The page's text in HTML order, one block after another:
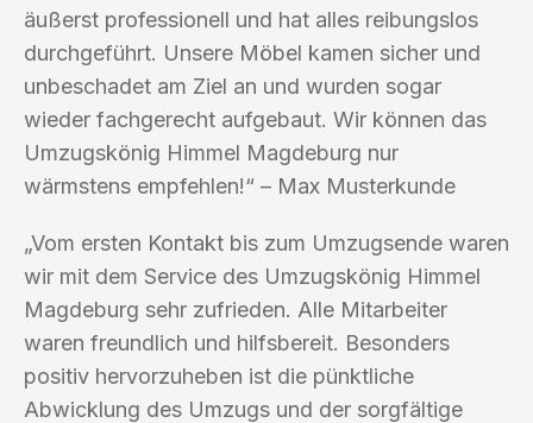
äußerst professionell und hat alles reibungslos
durchgeführt. Unsere Möbel kamen sicher und
unbeschadet am Ziel an und wurden sogar
wieder fachgerecht aufgebaut. Wir können das
Umzugskönig Himmel Magdeburg nur
wärmstens empfehlen!“ – Max Musterkunde
„Vom ersten Kontakt bis zum Umzugsende waren
wir mit dem Service des Umzugskönig Himmel
Magdeburg sehr zufrieden. Alle Mitarbeiter
waren freundlich und hilfsbereit. Besonders
positiv hervorzuheben ist die pünktliche
Abwicklung des Umzugs und der sorgfältige